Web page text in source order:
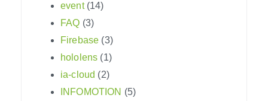
event(14)
FAQ (3)
Firebase (3)
hololens (1)
ia-cloud (2)
INFOMOTION (5)